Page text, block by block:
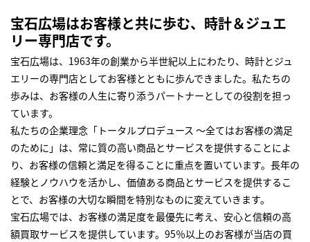
宝石広場はお客様と共に歩む、時計＆ジュエ
リー専門店です。
宝石広場は、1963年の創業から半世紀以上にわたり、時計とジュ
エリーの専門店としてお客様とともに歩んできました。私たちの
歩みは、お客様の人生に寄り添うパートナーとしての役割を担っ
ています。
私たちの企業理念「トータルプロデュース ～全てはお客様の満足
のために」は、常に質の高い商品とサービスを提供することによ
り、お客様の信頼と満足を得ることに重点を置いています。長年の
経験とノウハウを活かし、価値ある商品とサービスを提供するこ
とで、お客様の大切な瞬間を特別なものに変えていきます。
宝石広場では、お客様の満足度を最優先に考え、安心と信頼の高
額買取サービスを提供しています。95％以上のお客様が当店の買